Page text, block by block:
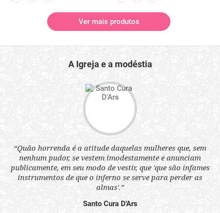
Ver mais produtos
A Igreja e a modéstia
“Quão horrenda é a atitude daquelas mulheres que, sem
nenhum pudor, se vestem imodestamente e anunciam
publicamente, em seu modo de vestir, que 'que são infames
instrumentos de que o inferno se serve para perder as
almas'.”
Santo Cura D'Ars